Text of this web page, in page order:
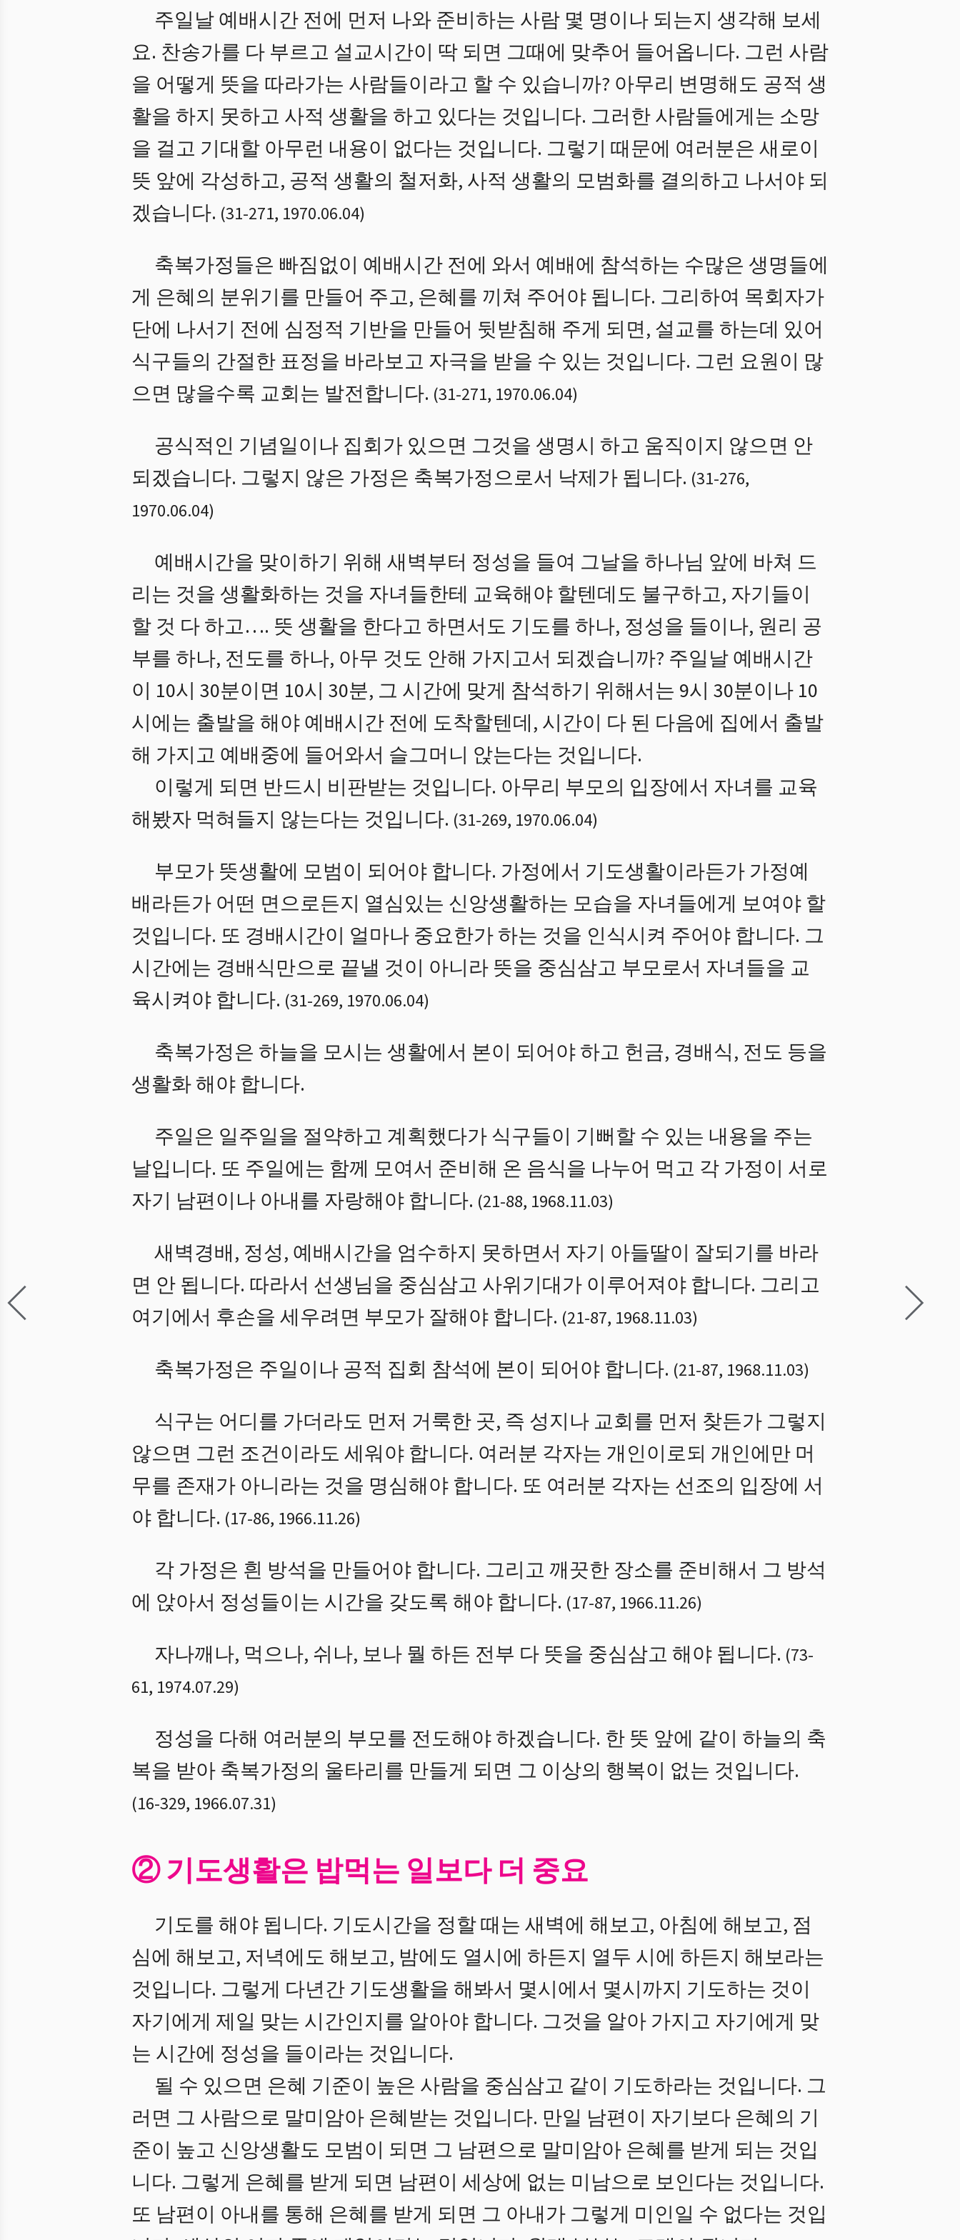
주일날 예배시간 전에 먼저 나와 준비하는 사람 몇 명이나 되는지 생각해 보세
요. 찬송가를 다 부르고 설교시간이 딱 되면 그때에 맞추어 들어옵니다. 그런 사람
을 어떻게 뜻을 따라가는 사람들이라고 할 수 있습니까? 아무리 변명해도 공적 생
활을 하지 못하고 사적 생활을 하고 있다는 것입니다. 그러한 사람들에게는 소망
을 걸고 기대할 아무런 내용이 없다는 것입니다. 그렇기 때문에 여러분은 새로이
뜻 앞에 각성하고, 공적 생활의 철저화, 사적 생활의 모범화를 결의하고 나서야 되
겠습니다. (31-271, 1970.06.04)
축복가정들은 빠짐없이 예배시간 전에 와서 예배에 참석하는 수많은 생명들에
게 은혜의 분위기를 만들어 주고, 은혜를 끼쳐 주어야 됩니다. 그리하여 목회자가
단에 나서기 전에 심정적 기반을 만들어 뒷받침해 주게 되면, 설교를 하는데 있어
식구들의 간절한 표정을 바라보고 자극을 받을 수 있는 것입니다. 그런 요원이 많
으면 많을수록 교회는 발전합니다. (31-271, 1970.06.04)
공식적인 기념일이나 집회가 있으면 그것을 생명시 하고 움직이지 않으면 안
되겠습니다. 그렇지 않은 가정은 축복가정으로서 낙제가 됩니다. (31-276,
1970.06.04)
예배시간을 맞이하기 위해 새벽부터 정성을 들여 그날을 하나님 앞에 바쳐 드
리는 것을 생활화하는 것을 자녀들한테 교육해야 할텐데도 불구하고, 자기들이
할 것 다 하고…. 뜻 생활을 한다고 하면서도 기도를 하나, 정성을 들이나, 원리 공
부를 하나, 전도를 하나, 아무 것도 안해 가지고서 되겠습니까? 주일날 예배시간
이 10시 30분이면 10시 30분, 그 시간에 맞게 참석하기 위해서는 9시 30분이나 10
시에는 출발을 해야 예배시간 전에 도착할텐데, 시간이 다 된 다음에 집에서 출발
해 가지고 예배중에 들어와서 슬그머니 앉는다는 것입니다.
이렇게 되면 반드시 비판받는 것입니다. 아무리 부모의 입장에서 자녀를 교육
해봤자 먹혀들지 않는다는 것입니다. (31-269, 1970.06.04)
부모가 뜻생활에 모범이 되어야 합니다. 가정에서 기도생활이라든가 가정예
배라든가 어떤 면으로든지 열심있는 신앙생활하는 모습을 자녀들에게 보여야 할
것입니다. 또 경배시간이 얼마나 중요한가 하는 것을 인식시켜 주어야 합니다. 그
시간에는 경배식만으로 끝낼 것이 아니라 뜻을 중심삼고 부모로서 자녀들을 교
육시켜야 합니다. (31-269, 1970.06.04)
축복가정은 하늘을 모시는 생활에서 본이 되어야 하고 헌금, 경배식, 전도 등을
생활화 해야 합니다.
주일은 일주일을 절약하고 계획했다가 식구들이 기뻐할 수 있는 내용을 주는
날입니다. 또 주일에는 함께 모여서 준비해 온 음식을 나누어 먹고 각 가정이 서로
자기 남편이나 아내를 자랑해야 합니다. (21-88, 1968.11.03)
새벽경배, 정성, 예배시간을 엄수하지 못하면서 자기 아들딸이 잘되기를 바라
면 안 됩니다. 따라서 선생님을 중심삼고 사위기대가 이루어져야 합니다. 그리고
여기에서 후손을 세우려면 부모가 잘해야 합니다. (21-87, 1968.11.03)
축복가정은 주일이나 공적 집회 참석에 본이 되어야 합니다. (21-87, 1968.11.03)
식구는 어디를 가더라도 먼저 거룩한 곳, 즉 성지나 교회를 먼저 찾든가 그렇지
않으면 그런 조건이라도 세워야 합니다. 여러분 각자는 개인이로되 개인에만 머
무를 존재가 아니라는 것을 명심해야 합니다. 또 여러분 각자는 선조의 입장에 서
야 합니다. (17-86, 1966.11.26)
각 가정은 흰 방석을 만들어야 합니다. 그리고 깨끗한 장소를 준비해서 그 방석
에 앉아서 정성들이는 시간을 갖도록 해야 합니다. (17-87, 1966.11.26)
자나깨나, 먹으나, 쉬나, 보나 뭘 하든 전부 다 뜻을 중심삼고 해야 됩니다. (73-
61, 1974.07.29)
정성을 다해 여러분의 부모를 전도해야 하겠습니다. 한 뜻 앞에 같이 하늘의 축
복을 받아 축복가정의 울타리를 만들게 되면 그 이상의 행복이 없는 것입니다.
(16-329, 1966.07.31)
② 기도생활은 밥먹는 일보다 더 중요
기도를 해야 됩니다. 기도시간을 정할 때는 새벽에 해보고, 아침에 해보고, 점
심에 해보고, 저녁에도 해보고, 밤에도 열시에 하든지 열두 시에 하든지 해보라는
것입니다. 그렇게 다년간 기도생활을 해봐서 몇시에서 몇시까지 기도하는 것이
자기에게 제일 맞는 시간인지를 알아야 합니다. 그것을 알아 가지고 자기에게 맞
는 시간에 정성을 들이라는 것입니다.
될 수 있으면 은혜 기준이 높은 사람을 중심삼고 같이 기도하라는 것입니다. 그
러면 그 사람으로 말미암아 은혜받는 것입니다. 만일 남편이 자기보다 은혜의 기
준이 높고 신앙생활도 모범이 되면 그 남편으로 말미암아 은혜를 받게 되는 것입
니다. 그렇게 은혜를 받게 되면 남편이 세상에 없는 미남으로 보인다는 것입니다.
또 남편이 아내를 통해 은혜를 받게 되면 그 아내가 그렇게 미인일 수 없다는 것입